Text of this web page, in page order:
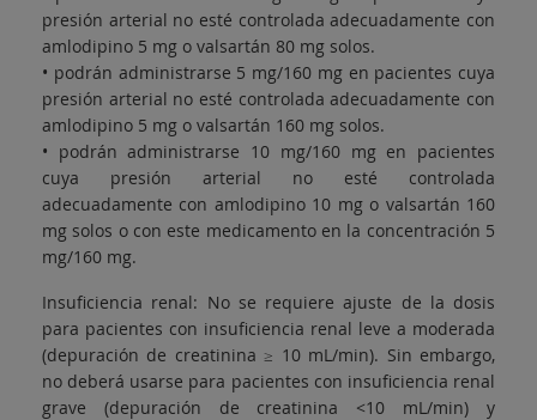
presión arterial no esté controlada adecuadamente con
amlodipino 5 mg o valsartán 80 mg solos.
• podrán administrarse 5 mg/160 mg en pacientes cuya
presión arterial no esté controlada adecuadamente con
amlodipino 5 mg o valsartán 160 mg solos.
• podrán administrarse 10 mg/160 mg en pacientes
cuya presión arterial no esté controlada
adecuadamente con amlodipino 10 mg o valsartán 160
mg solos o con este medicamento en la concentración 5
mg/160 mg.
Insuficiencia renal: No se requiere ajuste de la dosis
para pacientes con insuficiencia renal leve a moderada
(depuración de creatinina ≥ 10 mL/min). Sin embargo,
no deberá usarse para pacientes con insuficiencia renal
grave (depuración de creatinina <10 mL/min) y